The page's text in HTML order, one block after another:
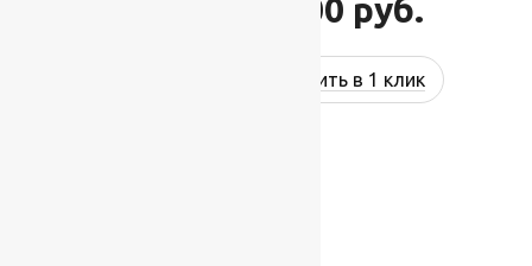
55 000 руб.
Купить в 1 клик